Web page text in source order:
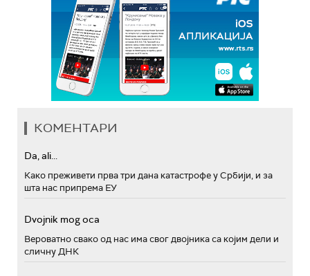
КОМЕНТАРИ
Da, ali...
Како преживети прва три дана катастрофе у Србији, и за
шта нас припрема ЕУ
Dvojnik mog oca
Вероватно свако од нас има свог двојника са којим дели и
сличну ДНК